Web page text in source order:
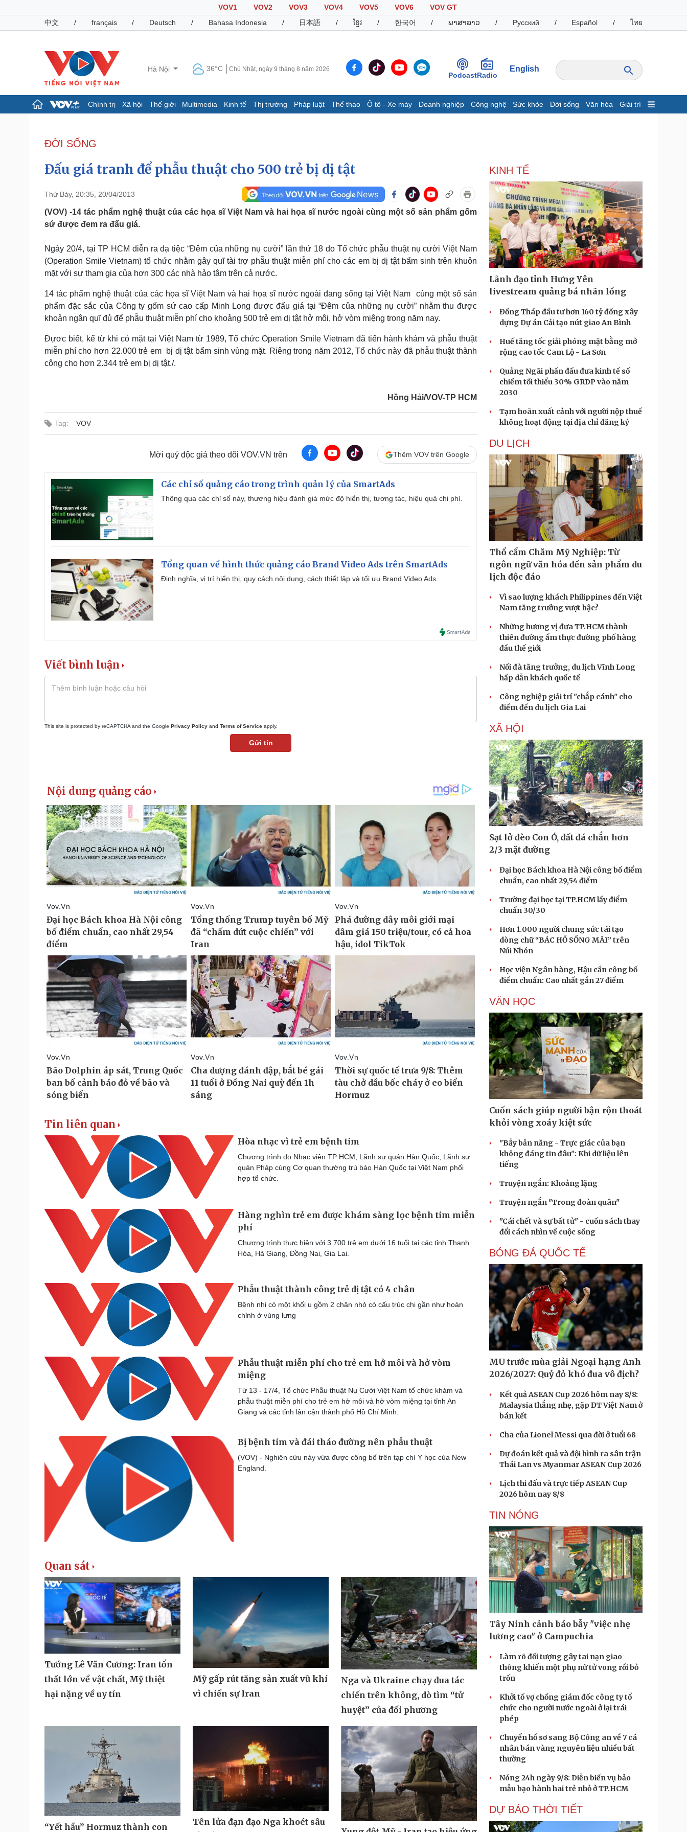
VOV1 VOV2 VOV3 VOV4 VOV5 VOV6
VOV GT
中文
/ français / Deutsch / Bahasa Indonesia / 日本語 / ខ្មែរ / 한국어 / ພາສາລາວ / Русский / Español / ไทย
Hà Nội 36°C Chủ Nhật, ngày 9 tháng 8 năm 2026
PodcastRadio
English
Chính trị Xã hội Thế giới Multimedia Kinh tế Thị trường Pháp luật Thể thao Ô tô - Xe máy Doanh nghiệp Công nghệ Sức khỏe Đời sống Văn hóa Giải trí
Đảng
Tổ chức nhân sự
Quốc hội
Nhận diện sự thật
Giáo dục
Dấu ấn VOV
Infographic
Giá cà phê
Pháp luật
Vụ án
Tư vấn luật
Quân sự - Quốc phòng
Phân tích
Thể thao
Thế giới thể thao
eSports
Hậu trường
Ô tô - Xe máy
Tư vấn
Doanh nghiệp
Thông tin doanh nghiệp
Doanh nghiệp 24h
Doanh nhân
Vì cộng đồng
Công nghệ
Sành điệu
Tin Công nghệ
Trải nghiệm
Chuyển đổi số
Dinh dưỡng - món ngon
Cây thuốc
Sản phụ khoa
Nam khoa
Làm đẹp - giảm cân
Phòng mạch online
Nhà đẹp
Blog
Tình yêu - Gia đình
Sân khấu - Điện ảnh
Văn học
Âm nhạc
Nghệ sĩ
Thời trang
Sao Việt
Tư vấn
Săn Tour
Podcast
Câu chuyện thời sự
Đọc truyện đêm khuya
Cửa sổ tình yêu
Hạt giống tâm hồn
ĐỜI SỐNG
Đấu giá tranh để phẫu thuật cho 500 trẻ bị dị tật
Thứ Bảy, 20:35, 20/04/2013
(VOV) -14 tác phẩm nghệ thuật của các họa sĩ Việt Nam và hai họa sĩ nước ngoài cùng một số sản phẩm gốm
sứ được đem ra đấu giá.
Ngày 20/4, tại TP HCM diễn ra dạ tiệc “Đêm của những nụ cười” lần thứ 18 do Tổ chức phẫu thuật nụ cười Việt Nam
(Operation Smile Vietnam) tổ chức nhằm gây quĩ tài trợ phẫu thuật miễn phí cho các em bị dị tật bẩm sinh trên khuôn
mặt với sự tham gia của hơn 300 các nhà hảo tâm trên cả nước.
14 tác phẩm nghệ thuật của các họa sĩ Việt Nam và hai họa sĩ nước ngoài đang sống tại Việt Nam cùng một số sản
phẩm đặc sắc của Công ty gốm sứ cao cấp Minh Long được đấu giá tại “Đêm của những nụ cười” nhằm thu được
khoản ngân quĩ đủ để phẫu thuật miễn phí cho khoảng 500 trẻ em dị tật hở môi, hở vòm miệng trong năm nay.
Đựơc biết, kể từ khi có mặt tại Việt Nam từ 1989, Tổ chức Operation Smile Vietnam đã tiến hành khám và phẫu thuật
miễn phí cho hơn 22.000 trẻ em bị dị tật bẩm sinh vùng mặt. Riêng trong năm 2012, Tổ chức này đã phẫu thuật thành
công cho hơn 2.344 trẻ em bị dị tật./.
Hồng Hải/VOV-TP HCM
Tag: VOV
Mời quý độc giả theo dõi VOV.VN trên Thêm VOV trên Google
Các chỉ số quảng cáo trong trình quản lý của SmartAds
Thông qua các chỉ số này, thương hiệu đánh giá mức độ hiển thị, tương tác, hiệu quả chi phí.
Tổng quan về hình thức quảng cáo Brand Video Ads trên SmartAds
Định nghĩa, vị trí hiển thị, quy cách nội dung, cách thiết lập và tối ưu Brand Video Ads.
Viết bình luận
This site is protected by reCAPTCHA and the Google Privacy Policy and Terms of Service apply.
Gửi tin
Tin liên quan
Hòa nhạc vì trẻ em bệnh tim
Chương trình do Nhạc viện TP HCM, Lãnh sự quán Hàn Quốc, Lãnh sự
quán Pháp cùng Cơ quan thường trú báo Hàn Quốc tại Việt Nam phối
hợp tổ chức.
Hàng nghìn trẻ em được khám sàng lọc bệnh tim miễn
phí
Chương trình thực hiện với 3.700 trẻ em dưới 16 tuổi tại các tỉnh Thanh
Hóa, Hà Giang, Đồng Nai, Gia Lai.
Phẫu thuật thành công trẻ dị tật có 4 chân
Bệnh nhi có một khối u gồm 2 chân nhỏ có cấu trúc chi gần như hoàn
chỉnh ở vùng lưng
Phẫu thuật miễn phí cho trẻ em hở môi và hở vòm
miệng
Từ 13 - 17/4, Tổ chức Phẫu thuật Nụ Cười Việt Nam tổ chức khám và
phẫu thuật miễn phí cho trẻ em hở môi và hở vòm miệng tại tỉnh An
Giang và các tỉnh lân cận thành phố Hồ Chí Minh.
Bị bệnh tim và đái tháo đường nên phẫu thuật
(VOV) - Nghiên cứu này vừa được công bố trên tạp chí Y học của New
England.
Quan sát
Tướng Lê Văn Cương: Iran tổn
thất lớn về vật chất, Mỹ thiệt
hại nặng về uy tín
Mỹ gấp rút tăng sản xuất vũ khí
vì chiến sự Iran
Nga và Ukraine chạy đua tác
chiến trên không, dò tìm “tử
huyệt” của đối phương
“Yết hầu” Hormuz thành con
Tên lửa đạn đạo Nga khoét sâu
KINH TẾ
Lãnh đạo tỉnh Hưng Yên
livestream quảng bá nhãn lồng
Đồng Tháp đầu tư hơn 160 tỷ đồng xây
dựng Dự án Cải tạo nút giao An Bình
Huế tăng tốc giải phóng mặt bằng mở
rộng cao tốc Cam Lộ - La Sơn
Quảng Ngãi phấn đấu đưa kinh tế số
chiếm tối thiểu 30% GRDP vào năm
2030
Tạm hoãn xuất cảnh với người nộp thuế
không hoạt động tại địa chỉ đăng ký
DU LỊCH
Thổ cẩm Chăm Mỹ Nghiệp: Từ
ngôn ngữ văn hóa đến sản phẩm du
lịch độc đáo
Vì sao lượng khách Philippines đến Việt
Nam tăng trưởng vượt bậc?
Những hương vị đưa TP.HCM thành
thiên đường ẩm thực đường phố hàng
đầu thế giới
Nối đà tăng trưởng, du lịch Vĩnh Long
hấp dẫn khách quốc tế
Công nghiệp giải trí "chắp cánh" cho
điểm đến du lịch Gia Lai
XÃ HỘI
Sạt lở đèo Con Ó, đất đá chắn hơn
2/3 mặt đường
Đại học Bách khoa Hà Nội công bố điểm
chuẩn, cao nhất 29,54 điểm
Trường đại học tại TP.HCM lấy điểm
chuẩn 30/30
Hơn 1.000 người chung sức tái tạo
dòng chữ “BÁC HỒ SỐNG MÃI” trên
Núi Nhón
Học viện Ngân hàng, Hậu cần công bố
điểm chuẩn: Cao nhất gần 27 điểm
VĂN HỌC
Cuốn sách giúp người bận rộn thoát
khỏi vòng xoáy kiệt sức
"Bẫy bản năng - Trực giác của bạn
không đáng tin đâu": Khi dữ liệu lên
tiếng
Truyện ngắn: Khoảng lặng
Truyện ngắn "Trong đoàn quân"
"Cái chết và sự bất tử" - cuốn sách thay
đổi cách nhìn về cuộc sống
BÓNG ĐÁ QUỐC TẾ
MU trước mùa giải Ngoại hạng Anh
2026/2027: Quỷ đỏ khó đua vô địch?
Kết quả ASEAN Cup 2026 hôm nay 8/8:
Malaysia thắng nhẹ, gặp ĐT Việt Nam ở
bán kết
Cha của Lionel Messi qua đời ở tuổi 68
Dự đoán kết quả và đội hình ra sân trận
Thái Lan vs Myanmar ASEAN Cup 2026
Lịch thi đấu và trực tiếp ASEAN Cup
2026 hôm nay 8/8
TIN NÓNG
Tây Ninh cảnh báo bẫy "việc nhẹ
lương cao" ở Campuchia
Làm rõ đối tượng gây tai nạn giao
thông khiến một phụ nữ tử vong rồi bỏ
trốn
Khởi tố vợ chồng giám đốc công ty tổ
chức cho người nước ngoài ở lại trái
phép
Chuyển hồ sơ sang Bộ Công an về 7 cá
nhân bán vàng nguyên liệu nhiều bất
thường
Nóng 24h ngày 9/8: Diễn biến vụ bảo
mẫu bạo hành hai trẻ nhỏ ở TP.HCM
DỰ BÁO THỜI TIẾT